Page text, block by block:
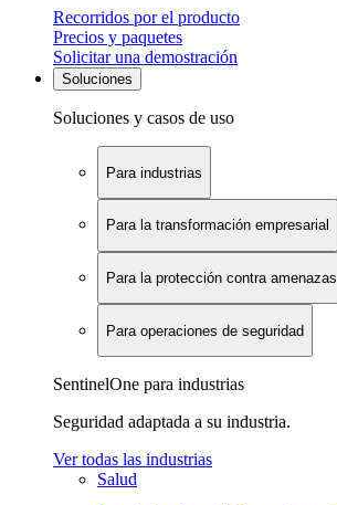
Recorridos por el producto
Precios y paquetes
Solicitar una demostración
Soluciones
Soluciones y casos de uso
Para industrias
Para la transformación empresarial
Para la protección contra amenazas
Para operaciones de seguridad
SentinelOne para industrias
Seguridad adaptada a su industria.
Ver todas las industrias
Salud